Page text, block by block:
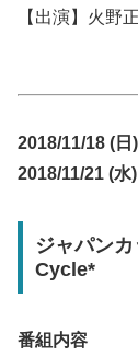
【出演】火野
2018/11/18 (
2018/11/21 (
ジャパン
Cycle*
番組内容